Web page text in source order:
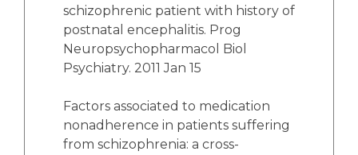
schizophrenic patient with history of
postnatal encephalitis. Prog
Neuropsychopharmacol Biol
Psychiatry. 2011 Jan 15
Factors associated to medication
nonadherence in patients suffering
from schizophrenia: a cross-